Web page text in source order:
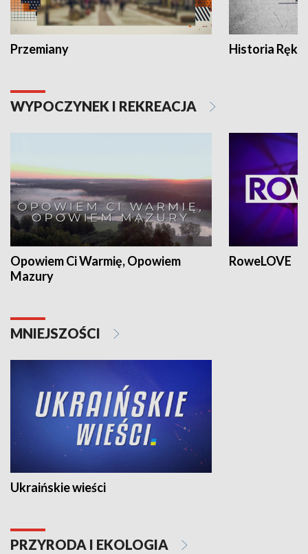
Przemiany Historia Ręką
WYPOCZYNEK I REKREACJA
Opowiem Ci Warmię, Opowiem
Mazury
RoweLOVE
MNIEJSZOŚCI
Ukraińskie wieści
PRZYRODA I EKOLOGIA